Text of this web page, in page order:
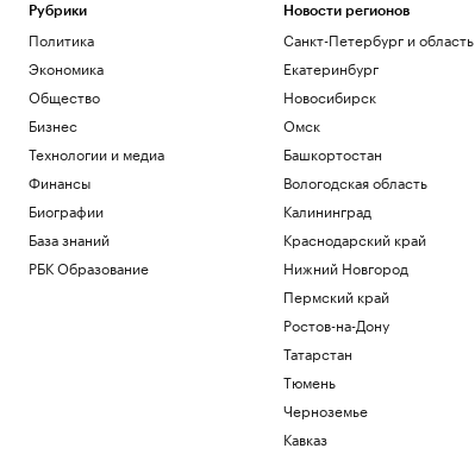
Экономика
Пентагон опубликовал 16 новых видео
объектами
Общество
Трамп заявил, что победитель гонки ИИ
станет лидером
Технологии и медиа
Porsche SE призвал Volkswagen
сократить расходы
Общество
Рубрики
Политика
Экономика
Общество
Бизнес
Технологии и медиа
Финансы
Биографии
База знаний
РБК Образование
Новости регионов
Санкт-Петербург и область
Екатеринбург
Новосибирск
Омск
Башкортостан
Вологодская область
Калининград
Краснодарский край
Нижний Новгород
Пермский край
Ростов-на-Дону
Татарстан
Тюмень
Черноземье
Кавказ